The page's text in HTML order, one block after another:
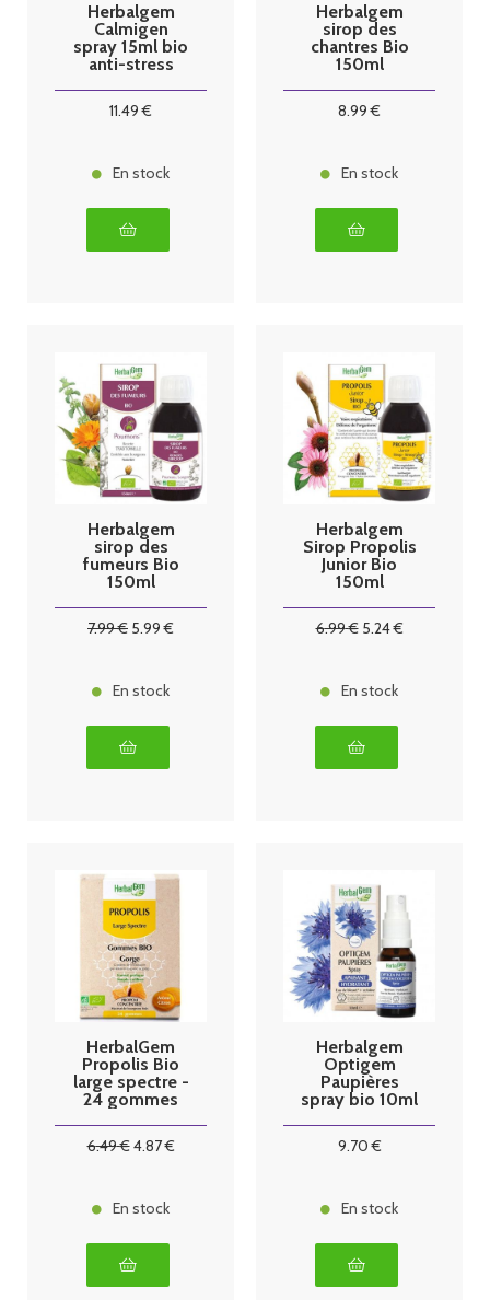
Herbalgem
Calmigen
spray 15ml bio
anti-stress
11.49 €
En stock
Herbalgem
sirop des
chantres Bio
150ml
8.99 €
En stock
Herbalgem
sirop des
fumeurs Bio
150ml
7.99€ 5.99 €
En stock
Herbalgem
Sirop Propolis
Junior Bio
150ml
6.99€ 5.24€
En stock
HerbalGem
Propolis Bio
large spectre -
24 gommes
6.49€4.87€
En stock
Herbalgem
Optigem
Paupières
spray bio 10ml
9.70€
En stock